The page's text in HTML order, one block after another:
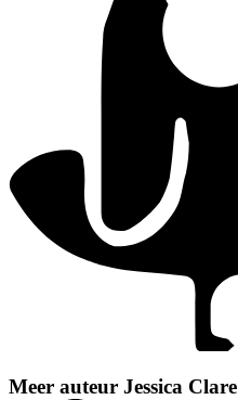
Meer auteur Jessica Clare